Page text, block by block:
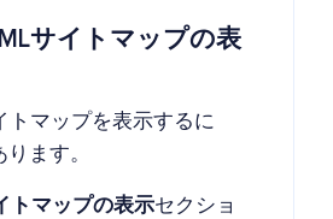
サイトマップの表
トマップを表示するに
ます。
トマップの表示セクショ